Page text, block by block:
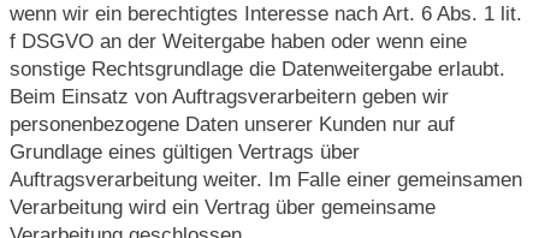
wenn wir ein berechtigtes Interesse nach Art. 6 Abs. 1 lit.
f DSGVO an der Weitergabe haben oder wenn eine
sonstige Rechtsgrundlage die Datenweitergabe erlaubt.
Beim Einsatz von Auftragsverarbeitern geben wir
personenbezogene Daten unserer Kunden nur auf
Grundlage eines gültigen Vertrags über
Auftragsverarbeitung weiter. Im Falle einer gemeinsamen
Verarbeitung wird ein Vertrag über gemeinsame